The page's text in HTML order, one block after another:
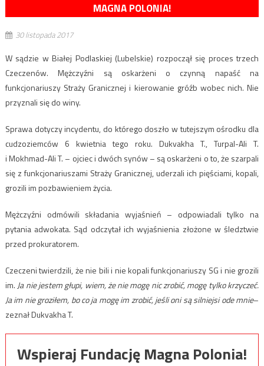
MAGNA POLONIA!
30 listopada 2017
W sądzie w Białej Podlaskiej (Lubelskie) rozpoczął się proces trzech
Czeczenów. Mężczyźni są oskarżeni o czynną napaść na
funkcjonariuszy Straży Granicznej i kierowanie gróźb wobec nich. Nie
przyznali się do winy.
Sprawa dotyczy incydentu, do którego doszło w tutejszym ośrodku dla
cudzoziemców 6 kwietnia tego roku. Dukvakha T., Turpal-Ali T.
i Mokhmad-Ali T. – ojciec i dwóch synów – są oskarżeni o to, że szarpali
się z funkcjonariuszami Straży Granicznej, uderzali ich pięściami, kopali,
grozili im pozbawieniem życia.
Mężczyźni odmówili składania wyjaśnień – odpowiadali tylko na
pytania adwokata. Sąd odczytał ich wyjaśnienia złożone w śledztwie
przed prokuratorem.
Czeczeni twierdzili, że nie bili i nie kopali funkcjonariuszy SG i nie grozili
im. Ja nie jestem głupi, wiem, że nie mogę nic zrobić, mogę tylko krzyczeć.
Ja im nie groziłem, bo co ja mogę im zrobić, jeśli oni są silniejsi ode mnie–
zeznał Dukvakha T.
Wspieraj Fundację Magna Polonia!